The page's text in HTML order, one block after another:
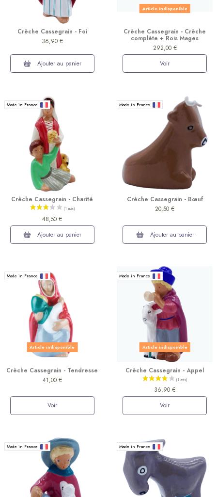
Crèche Cassegrain - Foi
36,90 €
Ajouter au panier
Article indisponible
Crèche Cassegrain - Crèche
complète + Rois Mages
292,00 €
Voir
Made in France
Crèche Cassegrain - Charité
48,50 €
Ajouter au panier
Made in France
Crèche Cassegrain - Bœuf
20,50 €
Ajouter au panier
Made in France
Article indisponible
Crèche Cassegrain - Tendresse
41,00 €
Voir
Made in France
Article indisponible
Crèche Cassegrain - Appel
36,90 €
Voir
Made in France Made in France